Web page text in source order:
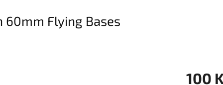
60mm Flying Bases
100